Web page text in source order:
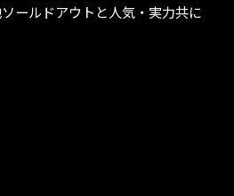
ールドアウトと人気・実力共に